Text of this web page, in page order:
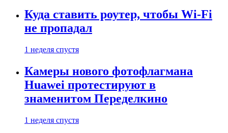
Куда ставить роутер, чтобы Wi-Fi
не пропадал
1 неделя спустя
Камеры нового фотофлагмана
Huawei протестируют в
знаменитом Переделкино
1 неделя спустя